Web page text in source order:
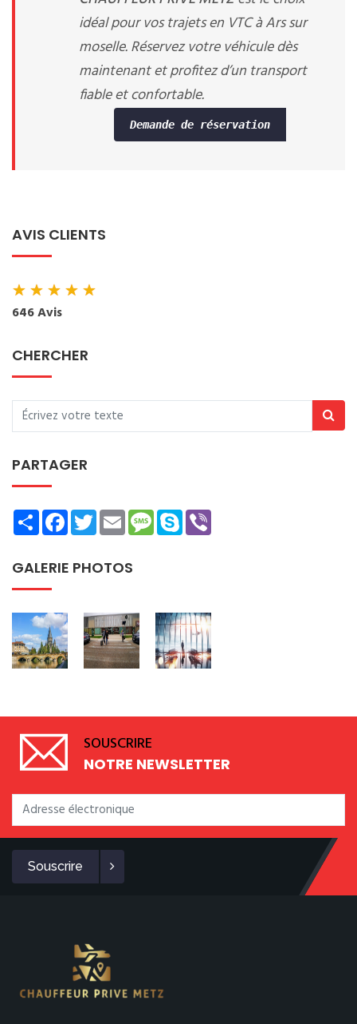
idéal pour vos trajets en VTC à Ars sur
moselle. Réservez votre véhicule dès
maintenant et profitez d’un transport
fiable et confortable.
Demande de réservation
AVIS CLIENTS
★★★★★
646 Avis
CHERCHER
PARTAGER
ShareFacebookTwitterEmailMessage
Skype
GALERIE PHOTOS
SOUSCRIRE
NOTRE NEWSLETTER
Souscrire